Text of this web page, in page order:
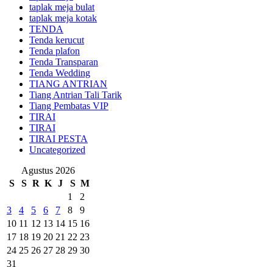
taplak meja bulat
taplak meja kotak
TENDA
Tenda kerucut
Tenda plafon
Tenda Transparan
Tenda Wedding
TIANG ANTRIAN
Tiang Antrian Tali Tarik
Tiang Pembatas VIP
TIRAI
TIRAI
TIRAI PESTA
Uncategorized
Agustus 2026
S
S R K J S M
1
2
3
4 5 6 7 8
9
10 11 12 13 14 15 16
17 18 19 20 21 22 23
24 25 26 27 28 29 30
31